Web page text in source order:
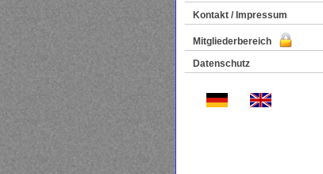
Kontakt / Impressum
Mitgliederbereich
Datenschutz